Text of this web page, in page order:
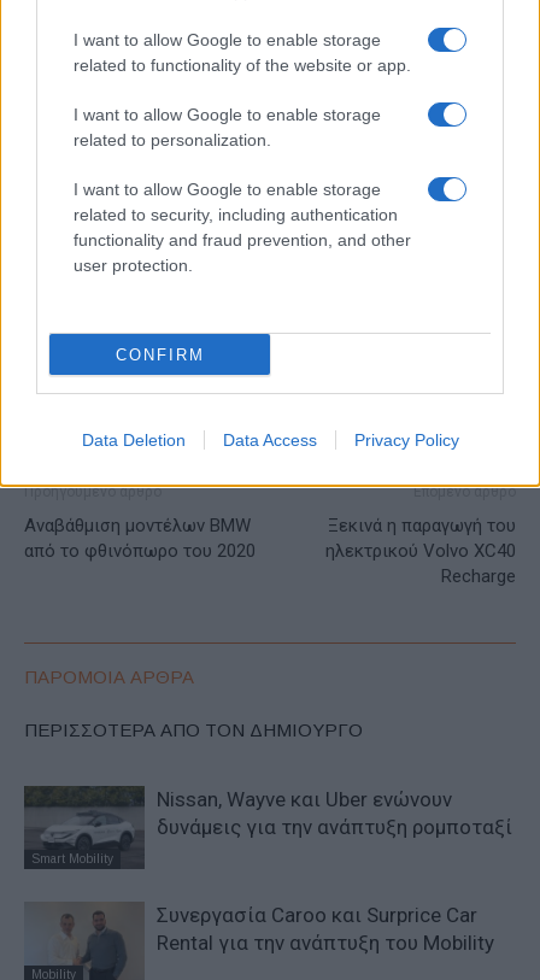
I want to allow Google to enable storage
related to functionality of the website or app.
I want to allow Google to enable storage
related to personalization.
I want to allow Google to enable storage
related to security, including authentication
functionality and fraud prevention, and other
user protection.
CONFIRM
Data Deletion Data Access Privacy Policy
Alpha Bank: Για πρώτη φορά το Αρχαίο Θέατρο Επιδαύρου
άνοιξε τις πύλες του σε όλους
ΕΤΙΚΕΤΕΣ MaaS Transport for London Uber
Ηνωμένο Βασίλειο
Προηγούμενο άρθρο
Αναβάθμιση μοντέλων BMW
από το φθινόπωρο του 2020
Επόμενο άρθρο
Ξεκινά η παραγωγή του
ηλεκτρικού Volvo XC40
Recharge
ΠΑΡΟΜΟΙΑ ΑΡΘΡΑ
ΠΕΡΙΣΣΟΤΕΡΑ ΑΠΟ ΤΟΝ ΔΗΜΙΟΥΡΓΟ
Smart Mobility
Nissan, Wayve και Uber ενώνουν
δυνάμεις για την ανάπτυξη ρομποταξί
Mobility
Συνεργασία Caroo και Surprice Car
Rental για την ανάπτυξη του Mobility